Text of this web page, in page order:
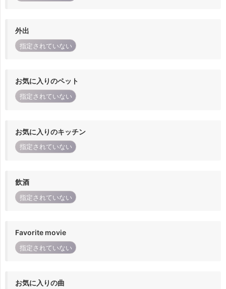
外出
指定されていない
お気に入りのペット
指定されていない
お気に入りのキッチン
指定されていない
飲酒
指定されていない
Favorite movie
指定されていない
お気に入りの曲